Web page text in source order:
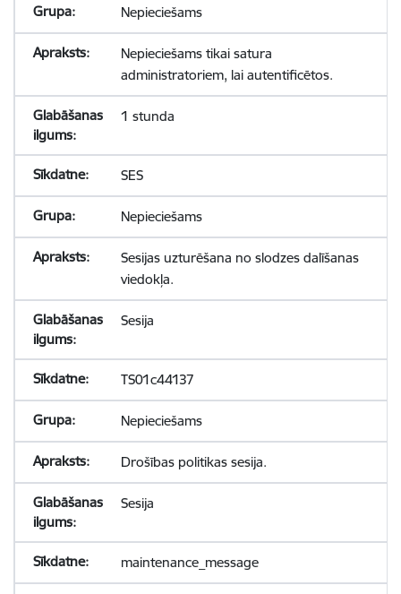
Nepieciešams
Nepieciešams tikai satura
administratoriem, lai autentificētos.
1 stunda
SES
Nepieciešams
Sesijas uzturēšana no slodzes dalīšanas
viedokļa.
Sesija
TS01c44137
Nepieciešams
Drošības politikas sesija.
Sesija
maintenance_message